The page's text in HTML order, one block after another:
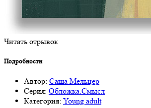
Читать отрывок
Подробности
Автор: Саша Мельцер
Серия: Обложка.Смысл
Категория: Young adult